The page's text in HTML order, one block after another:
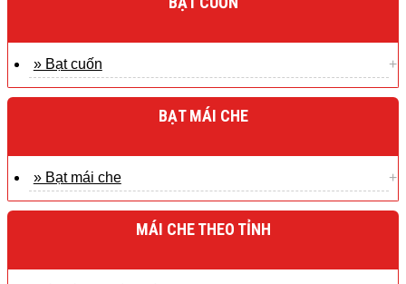
» Bạt cuốn
BẠT MÁI CHE
» Bạt mái che
MÁI CHE THEO TỈNH